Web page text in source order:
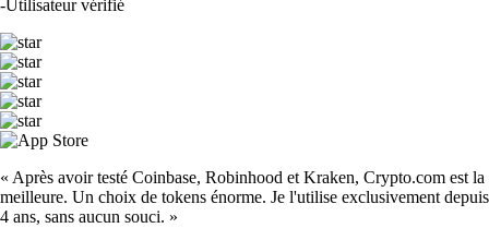
-Utilisateur vérifié
« Après avoir testé Coinbase, Robinhood et Kraken, Crypto.com est la
meilleure. Un choix de tokens énorme. Je l'utilise exclusivement depuis
4 ans, sans aucun souci. »